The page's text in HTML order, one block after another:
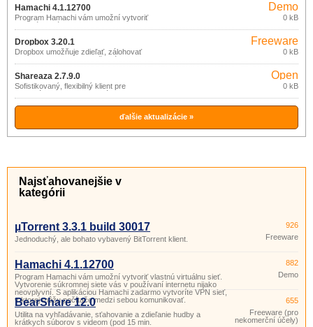
Hamachi 4.1.12700
Program Hamachi vám umožní vytvoriť
vlastnú virtuálnu sieť. Vytvorenie
súkromnej siete vás v používaní
internetu nijako neovplyvní. S aplikáciou
Hamachi zadarmo vytvoríte VPN sieť,
v ktorej môžu počítače medzi sebou
komunikovať.
Demo
0 kB
Dropbox 3.20.1
Dropbox umožňuje zdieľať, zálohovať
alebo synchronizovať vaše súbory
prostredníctvom online služby (zadarmo
do 2GB dát).
Freeware
0 kB
Shareaza 2.7.9.0
Sofistikovaný, flexibilný klient pre
vyhľadávanie a zdieľanie súborov v P2P
sieťach eDonkey2000, Gnutella,
BitTorrent a Gnutella2 (G2).
Open
source
(gpl)
0 kB
ďalšie aktualizácie »
Najsťahovanejšie v
kategórii
µTorrent 3.3.1 build 30017
Jednoduchý, ale bohato vybavený BitTorrent klient.
926
Freeware
Hamachi 4.1.12700
Program Hamachi vám umožní vytvoriť vlastnú virtuálnu sieť.
Vytvorenie súkromnej siete vás v používaní internetu nijako
neovplyvní. S aplikáciou Hamachi zadarmo vytvoríte VPN sieť,
v ktorej môžu počítače medzi sebou komunikovať.
882
Demo
BearShare 12.0
Utilita na vyhľadávanie, sťahovanie a zdieľanie hudby a
krátkych súborov s videom (pod 15 min.
655
Freeware (pro
nekomerční účely)